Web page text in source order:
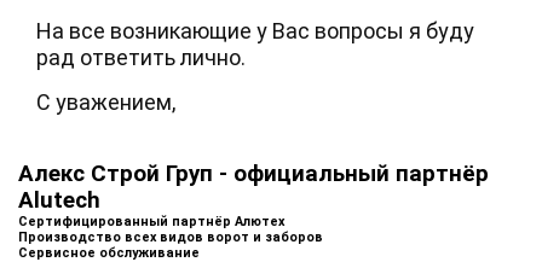
На все возникающие у Вас вопросы я буду
рад ответить лично.
С уважением,
Алекс Строй Груп - официальный партнёр
Alutech
Сертифицированный партнёр Алютех
Производство всех видов ворот и заборов
Сервисное обслуживание